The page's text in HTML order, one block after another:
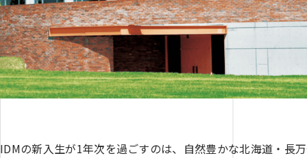
IDMの新入生が1年次を過ごすのは、自然豊かな北海道・長